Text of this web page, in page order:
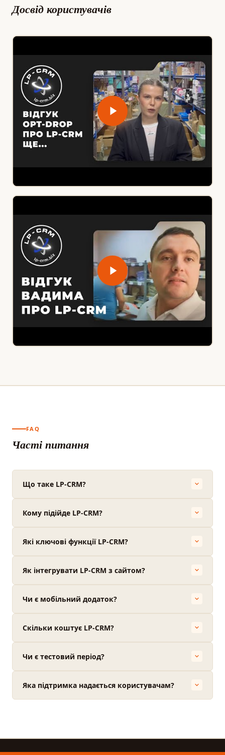
Досвід користувачів
FAQ
Часті питання
Що таке LP-CRM?
Кому підійде LP-CRM?
Які ключові функції LP-CRM?
Як інтегрувати LP-CRM з сайтом?
Чи є мобільний додаток?
Скільки коштує LP-CRM?
Чи є тестовий період?
Яка підтримка надається користувачам?